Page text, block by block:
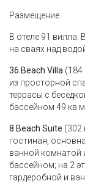
Размещение
В отеле 91 вилла.
на сваях над
36 Beach Villa (184
из просторной
террасы с
бассейном 49 кв.м.
8 Beach Suite (302
гостиная,
ванной комнатой
бассейном; на 2
гардеробной и